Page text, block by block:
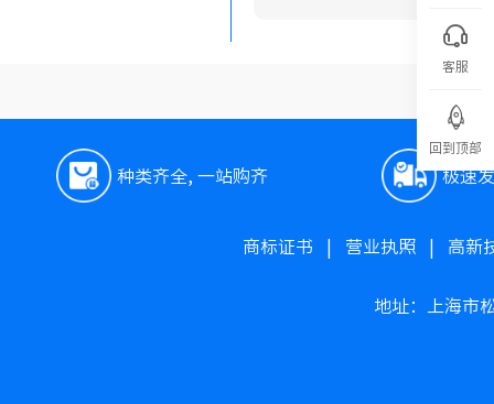
种类齐全, 一站购齐 极速
商标证书 营业执照| 高新
地址：上海市
客服
回到顶部